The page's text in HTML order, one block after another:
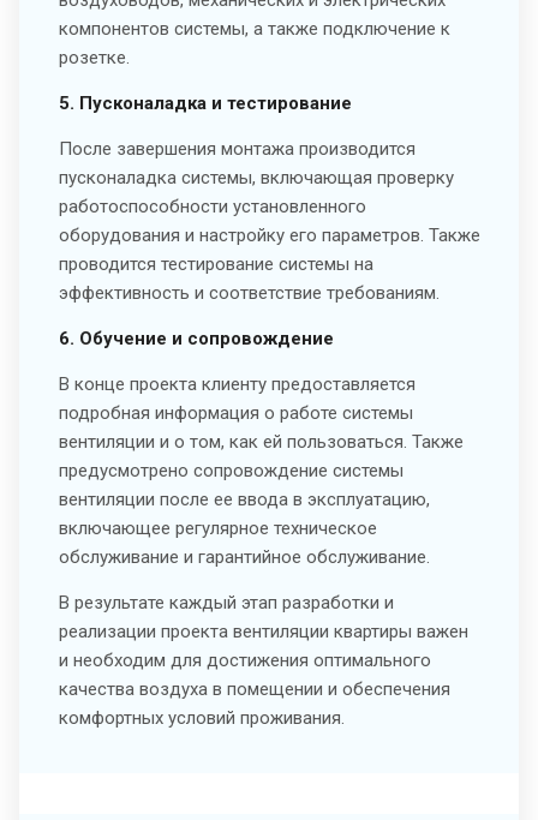
компонентов системы, а также подключение к
розетке.
5. Пусконаладка и тестирование
После завершения монтажа производится
пусконаладка системы, включающая проверку
работоспособности установленного
оборудования и настройку его параметров. Также
проводится тестирование системы на
эффективность и соответствие требованиям.
6. Обучение и сопровождение
В конце проекта клиенту предоставляется
подробная информация о работе системы
вентиляции и о том, как ей пользоваться. Также
предусмотрено сопровождение системы
вентиляции после ее ввода в эксплуатацию,
включающее регулярное техническое
обслуживание и гарантийное обслуживание.
В результате каждый этап разработки и
реализации проекта вентиляции квартиры важен
и необходим для достижения оптимального
качества воздуха в помещении и обеспечения
комфортных условий проживания.